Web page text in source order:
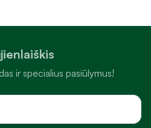
ir specialius pasiūlymus!